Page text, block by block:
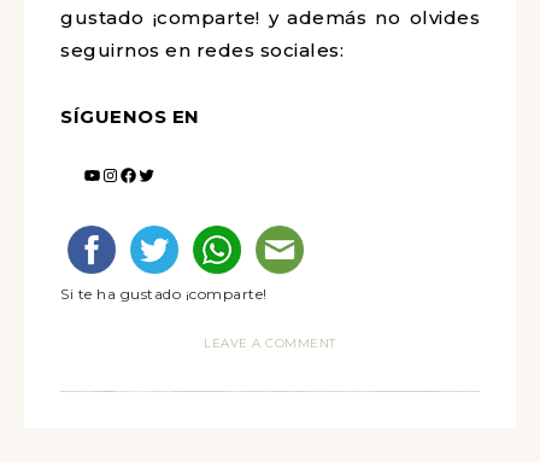
gustado ¡comparte! y además no olvides
seguirnos en redes sociales:
SÍGUENOS EN
Si te ha gustado ¡comparte!
LEAVE A COMMENT